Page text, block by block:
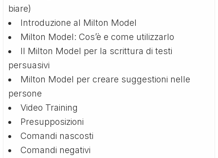
biare)
Introduzione al Milton Model
Milton Model: Cos’è e come utilizzarlo
Il Milton Model per la scrittura di testi
persuasivi
Milton Model per creare suggestioni nelle
persone
Video Training
Presupposizioni
Comandi nascosti
Comandi negativi